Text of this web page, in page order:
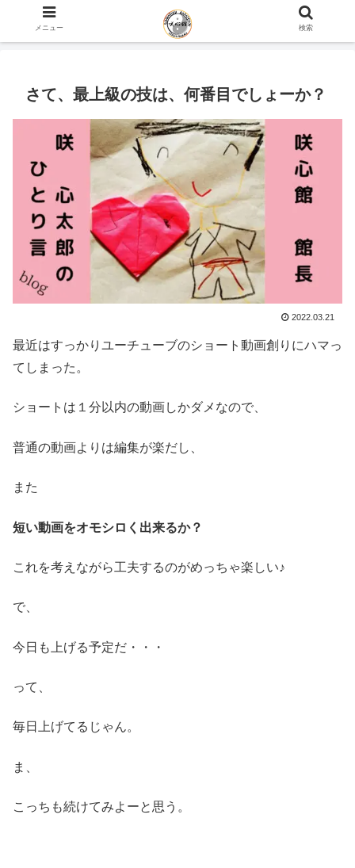
ホーム 咲心館 館長 咲 心太郎のひとり言 blog
さて、最上級の技は、何番目でしょーか？
2022.03.21
最近はすっかりユーチューブのショート動画創りにハマっ
てしまった。
ショートは１分以内の動画しかダメなので、
普通の動画よりは編集が楽だし、
また
短い動画をオモシロく出来るか？
これを考えながら工夫するのがめっちゃ楽しい♪
で、
今日も上げる予定だ・・・
って、
毎日上げてるじゃん。
ま、
こっちも続けてみよーと思う。
メニュー 検索